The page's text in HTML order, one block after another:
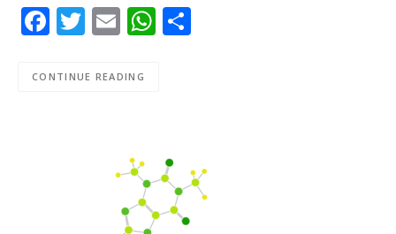
RSS FEEDFacebook
Twitter
EmailWhatsApp
CONTINUE READING